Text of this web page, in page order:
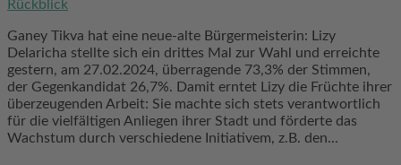
Rückblick
Ganey Tikva hat eine neue-alte Bürgermeisterin: Lizy
Delaricha stellte sich ein drittes Mal zur Wahl und erreichte
gestern, am 27.02.2024, überragende 73,3% der Stimmen,
der Gegenkandidat 26,7%. Damit erntet Lizy die Früchte ihrer
überzeugenden Arbeit: Sie machte sich stets verantwortlich
für die vielfältigen Anliegen ihrer Stadt und förderte das
Wachstum durch verschiedene Initiativem, z.B. den...